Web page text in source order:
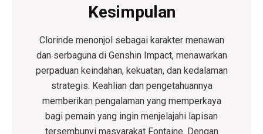
Kesimpulan
Clorinde menonjol sebagai karakter menawan
dan serbaguna di Genshin Impact, menawarkan
perpaduan keindahan, kekuatan, dan kedalaman
strategis. Keahlian dan pengetahuannya
memberikan pengalaman yang memperkaya
bagi pemain yang ingin menjelajahi lapisan
tersembunyi masyarakat Fontaine. Dengan